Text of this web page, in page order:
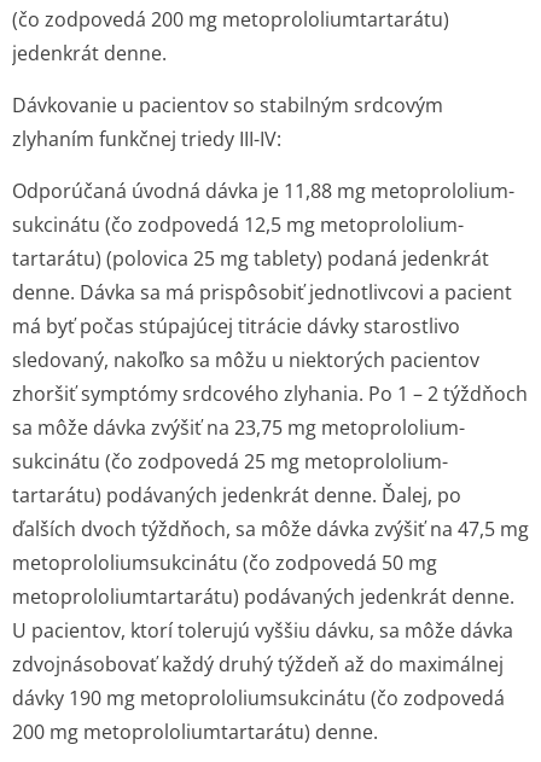
(čo zodpovedá 200 mg metoprololium­tartarátu)
jedenkrát denne.
Dávkovanie u pacientov so stabilným srdcovým
zlyhaním funkčnej triedy III-IV:
Odporúčaná úvodná dávka je 11,88 mg metoprololium­
sukcinátu (čo zodpovedá 12,5 mg metoprololium­
tartarátu) (polovica 25 mg tablety) podaná jedenkrát
denne. Dávka sa má prispôsobiť jednotlivcovi a pacient
má byť počas stúpajúcej titrácie dávky starostlivo
sledovaný, nakoľko sa môžu u niektorých pacientov
zhoršiť symptómy srdcového zlyhania. Po 1 – 2 týždňoch
sa môže dávka zvýšiť na 23,75 mg metoprololium­
sukcinátu (čo zodpovedá 25 mg metoprololium­
tartarátu) podávaných jedenkrát denne. Ďalej, po
ďalších dvoch týždňoch, sa môže dávka zvýšiť na 47,5 mg
metoprololium­sukcinátu (čo zodpovedá 50 mg
metoprololium­tartarátu) podávaných jedenkrát denne.
U pacientov, ktorí tolerujú vyššiu dávku, sa môže dávka
zdvojnásobovať každý druhý týždeň až do maximálnej
dávky 190 mg metoprololium­sukcinátu (čo zodpovedá
200 mg metoprololium­tartarátu) den­ne.